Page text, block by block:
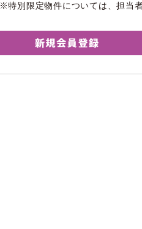
※特別限定物件については、担当